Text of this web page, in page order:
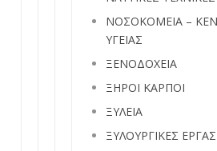
ΝΟΣΟΚΟΜΕΙΑ –
ΥΓΕΙΑΣ
ΞΕΝΟΔΟΧΕΙΑ
ΞΗΡΟΙ ΚΑΡΠΟΙ
ΞΥΛΕΙΑ
ΞΥΛΟΥΡΓΙΚΕΣ